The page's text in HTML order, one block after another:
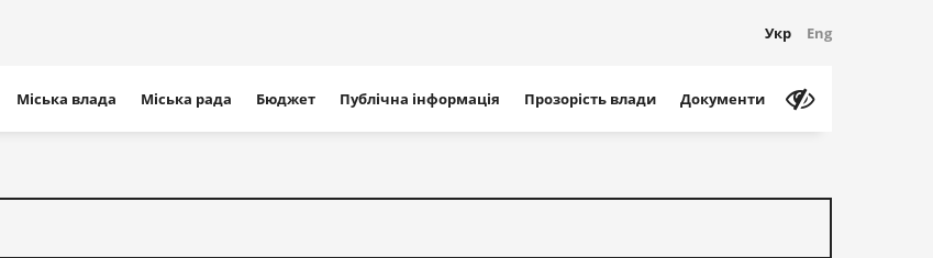
Укр Eng
Міська влада Міська рада Бюджет Публічна інформація Прозорість влади Документи